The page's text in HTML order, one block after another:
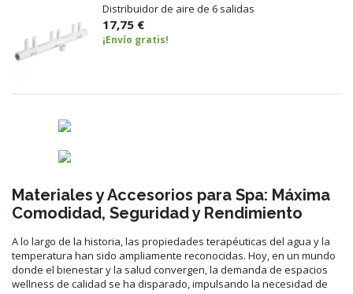
Distribuidor de aire de 6 salidas
17,75 €
¡Envío gratis!
Materiales y Accesorios para Spa: Máxima
Comodidad, Seguridad y Rendimiento
A lo largo de la historia, las propiedades terapéuticas del agua y la
temperatura han sido ampliamente reconocidas. Hoy, en un mundo
donde el bienestar y la salud convergen, la demanda de espacios
wellness de calidad se ha disparado, impulsando la necesidad de